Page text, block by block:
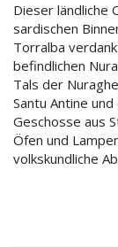
Dieser ländliche
sardischen
Torralba
befindlichen
Tals der
Santu Antine
Geschosse aus
Öfen und
volkskundliche